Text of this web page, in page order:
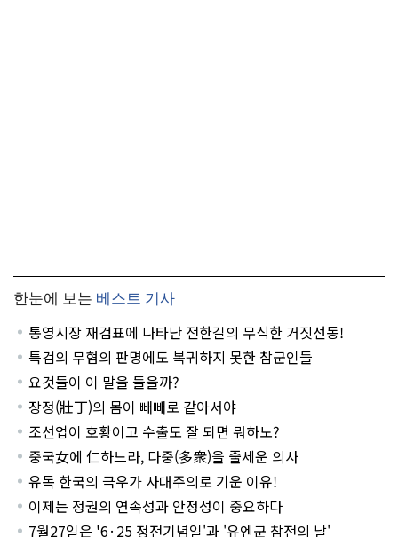
한눈에 보는 베스트 기사
통영시장 재검표에 나타난 전한길의 무식한 거짓선동!
특검의 무혐의 판명에도 복귀하지 못한 참군인들
요것들이 이 말을 들을까?
장정(壯丁)의 몸이 빼빼로 같아서야
조선업이 호황이고 수출도 잘 되면 뭐하노?
중국女에 仁하느라, 다중(多衆)을 줄세운 의사
유독 한국의 극우가 사대주의로 기운 이유!
이제는 정권의 연속성과 안정성이 중요하다
7월27일은 '6·25 정전기념일'과 '유엔군 참전의 날'